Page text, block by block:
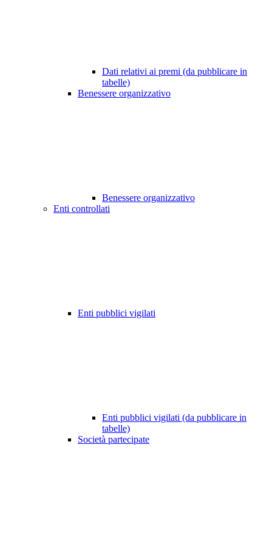
Dati relativi ai premi (da pubblicare in
tabelle)
Benessere organizzativo
Benessere organizzativo
Enti controllati
Enti pubblici vigilati
Enti pubblici vigilati (da pubblicare in
tabelle)
Società partecipate